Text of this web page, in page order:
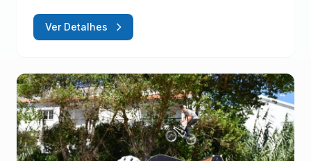
Ver Detalhes